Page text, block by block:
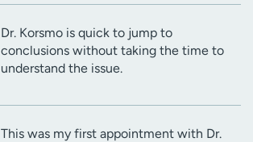
Dr. Korsmo is quick to jump to
conclusions without taking the time to
understand the issue.
This was my first appointment with Dr.